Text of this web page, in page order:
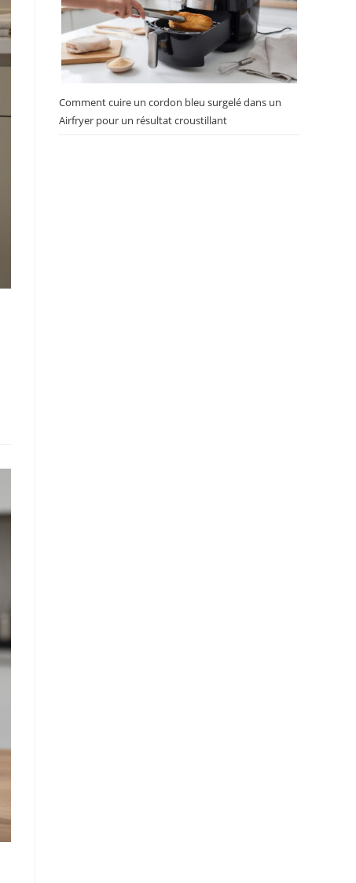
Comment cuire un cordon bleu surgelé dans un
Airfryer pour un résultat croustillant